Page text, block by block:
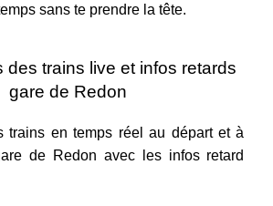
sans te prendre la tête.
des trains live et infos retards
gare de Redon
trains en temps réel au départ et à
de Redon avec les infos retard